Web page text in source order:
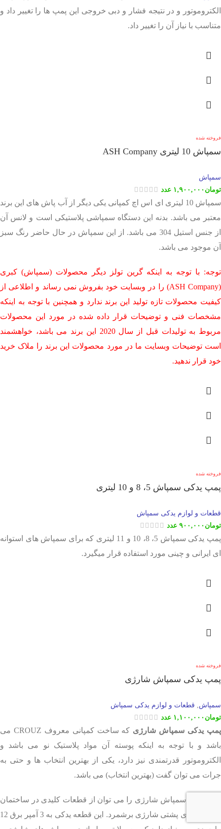
الکتروموتور و در نتیجه فشار و دبی خروجی این پمپ ها را تغییر داد و
متناسب با نیاز آن را تغییر داد.
فروخته شده
سمپاش 10 لیتری ASH Company
سمپاش
تومان ۱,۹۰۰,۰۰۰ عدد
سمپاش 10 لیتری ای اس اچ کمپانی یکی دیگر از آب پاش های این برند
معتبر می باشد. بدنه این دستگاه سمپاشی پلاستیکی است و لانس آن
از جنس استیل 304 می باشد. از این سمپاش در حال حاضر رنگ سبز
آن موجود می باشد.
توجه: با توجه به اینکه گرین تولز دیگر محصولات (سمپاش) کبری
(ASH Company) را در وبسایت خود بفروش نمی رساند و اطلاعی از
کیفیت محصولات تازه تولید این برند ندارد و همچنین با توجه به اینکه
مشخصات فنی و توضیحات قرار داده شده در مورد این محصولات
مربوط به تولیدات قبل از سال 2020 این برند می باشد، خواهشمند
است توضیحات وبسایت ما در مورد محصولات این برند را ملاک خرید
خود قرار ندهید.
فروخته شده
پمپ یدکی سمپاش 5، 8 و 10 لیتری
قطعات و لوازم یدکی سمپاش
تومان ۹۰۰,۰۰۰ عدد
پمپ یدکی سمپاش 5، 8، 10 و 11 لیتری که برای سمپاش های استوانه
ای ایرانی و چینی مورد استفاده قرار میگیرد.
فروخته شده
پمپ یدکی سمپاش شارژی
سمپاش, قطعات و لوازم یدکی سمپاش
تومان ۱,۱۰۰,۰۰۰ عدد
پمپ یدکی سمپاش شارژی
که ساخت کمپانی معروف CROUZ می
باشد و با توجه به اینکه پوسته آن مواد پلاستیک نو می باشد و
الکتروموتور قدرتمندی نیز دارد، یکی از بهترین انتخاب ها و حتی به
جرات می توان گفت (بهترین انتخاب) می باشد.
پمپ یدکی سمپاش شارژی را می توان از قطعات کلیدی در ساختمان
سمپاش های پشتی شارژی برشمرد. این قطعه یدکی به 3 آمپر برق 12